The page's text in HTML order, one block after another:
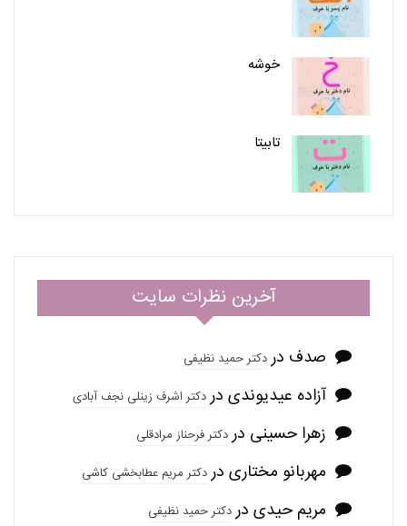
خوشه
تابیتا
آخرین نظرات سایت
صدف دردکتر حمید نظیفی
آزاده عیدیوندی دردکتر اشرف زینلی نجف آبادی
زهرا حسینی دردکتر فرحناز مرادقلی
مهربانو مختاری دردکتر مریم عطابخشی کاشی
مریم حیدی دردکتر حمید نظیفی